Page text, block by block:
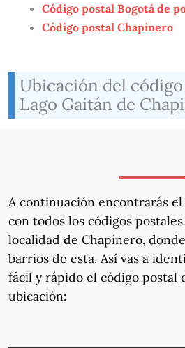
Código postal Bogotá de
Código postal Chapinero
Ubicación del
Lago Gaitán de
A continuación encontrarás
con todos los códigos postales
localidad de Chapinero,
barrios de esta. Así vas a
fácil y rápido el código postal
ubicación: